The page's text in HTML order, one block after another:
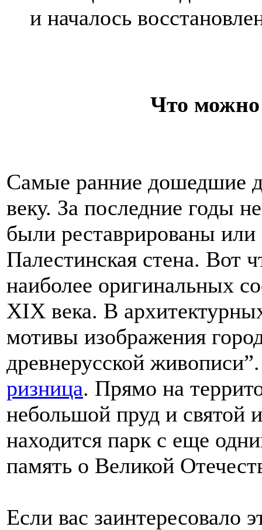
и началось
Что можно
Самые ранние дошедшие
веку. За последние годы
были реставрированы
Палестинская стена. Вот
наиболее оригинальных
XIX века. В
мотивы изображения
древнерусской
ризница. Прямо на
небольшой пруд и святой
находится парк с еще
память о Великой
Если вас заинтересовало